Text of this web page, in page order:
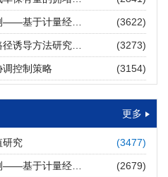
通运输领域低碳转型的推动作
doi.org/10.16503/j.cnki.2095-
益主体的策略演化与影响因素
王元庆
(3622)
(3273)
调控制策略 (3154)
更多
研究 (3477)
(2679)